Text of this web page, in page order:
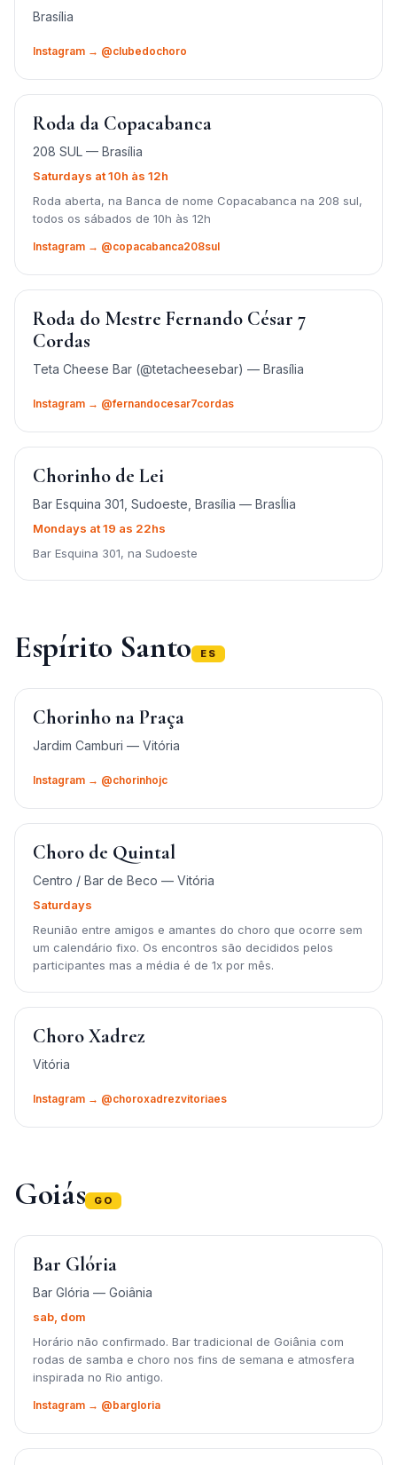
Brasília
Instagram → @clubedochoro
Roda da Copacabanca
208 SUL — Brasília
Saturdays at 10h às 12h
Roda aberta, na Banca de nome Copacabanca na 208 sul,
todos os sábados de 10h às 12h
Instagram → @copacabanca208sul
Roda do Mestre Fernando César 7
Cordas
Teta Cheese Bar (@tetacheesebar) — Brasília
Instagram → @fernandocesar7cordas
Chorinho de Lei
Bar Esquina 301, Sudoeste, Brasília — BrasÍlia
Mondays at 19 as 22hs
Bar Esquina 301, na Sudoeste
Espírito Santo ES
Chorinho na Praça
Jardim Camburi — Vitória
Instagram → @chorinhojc
Choro de Quintal
Centro / Bar de Beco — Vitória
Saturdays
Reunião entre amigos e amantes do choro que ocorre sem
um calendário fixo. Os encontros são decididos pelos
participantes mas a média é de 1x por mês.
Choro Xadrez
Vitória
Instagram → @choroxadrezvitoriaes
Goiás GO
Bar Glória
Bar Glória — Goiânia
sab, dom
Horário não confirmado. Bar tradicional de Goiânia com
rodas de samba e choro nos fins de semana e atmosfera
inspirada no Rio antigo.
Instagram → @bargloria